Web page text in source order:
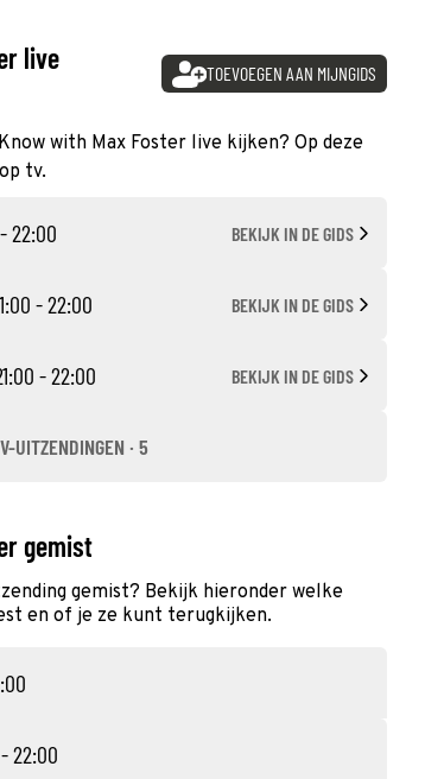
live
TOEVOEGEN AAN MIJNGIDS
with Max Foster live kijken? Op deze
tv.
22:00 BEKIJK IN DE GIDS
- 22:00 BEKIJK IN DE GIDS
- 22:00 BEKIJK IN DE GIDS
UITZENDINGEN · 5
gemist
gemist? Bekijk hieronder welke
en of je ze kunt terugkijken.
22:00